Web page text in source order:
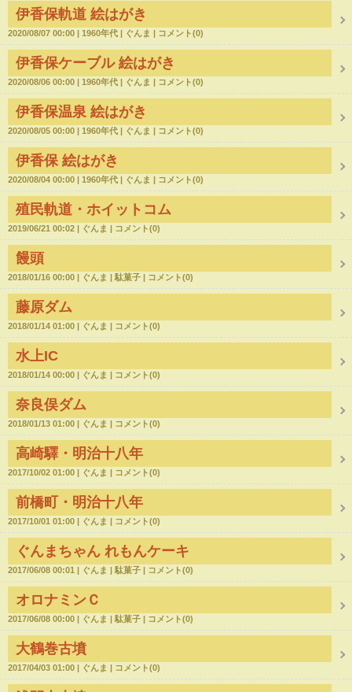
伊香保軌道 絵はがき
2020/08/07 00:00 1960年代 ぐんま コメント(0)
伊香保ケーブル 絵はがき
2020/08/06 00:00 1960年代 ぐんま コメント(0)
伊香保温泉 絵はがき
2020/08/05 00:00 1960年代 ぐんま コメント(0)
伊香保 絵はがき
2020/08/04 00:00 1960年代 ぐんま コメント(0)
殖民軌道・ホイットコム
2019/06/21 00:02 ぐんま コメント(0)
饅頭
2018/01/16 00:00 ぐんま 駄菓子 コメント(0)
藤原ダム
2018/01/14 01:00 ぐんま コメント(0)
水上IC
2018/01/14 00:00 ぐんま コメント(0)
奈良俣ダム
2018/01/13 01:00 ぐんま コメント(0)
高崎驛・明治十八年
2017/10/02 01:00 ぐんま コメント(0)
前橋町・明治十八年
2017/10/01 01:00 ぐんま コメント(0)
ぐんまちゃん れもんケーキ
2017/06/08 00:01 ぐんま 駄菓子 コメント(0)
オロナミンＣ
2017/06/08 00:00 ぐんま 駄菓子 コメント(0)
大鶴巻古墳
2017/04/03 01:00 ぐんま コメント(0)